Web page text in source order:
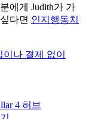
에게 Judith가 가
다면 인지행동치
나 결제 없이
4 허브